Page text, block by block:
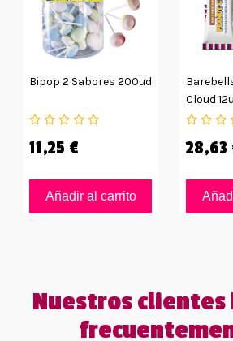
Bipop 2 Sabores 200ud
11,25 €
Añadir al carrito
Cloud
28,63
Nuestros clientes